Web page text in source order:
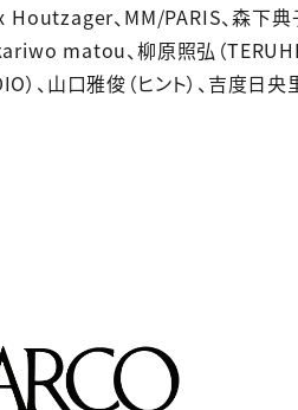
Houtzager、MM/PARIS、森下典
matou、柳原照弘（
、山口雅俊（ヒント）、吉度日央